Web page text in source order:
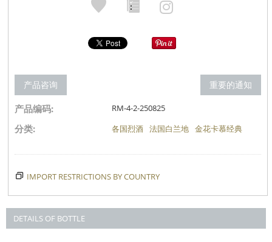
产品咨询 重要的通知
产品编码: RM-4-2-250825
分类: 各国烈酒 法国白兰地 金花卡慕经典
IMPORT RESTRICTIONS BY COUNTRY
DETAILS OF BOTTLE